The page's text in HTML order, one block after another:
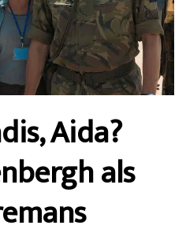
Aida?
als